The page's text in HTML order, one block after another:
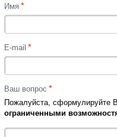
Имя *
E-mail *
Ваш вопрос *
Пожалуйста, сформулируйте
ограниченными